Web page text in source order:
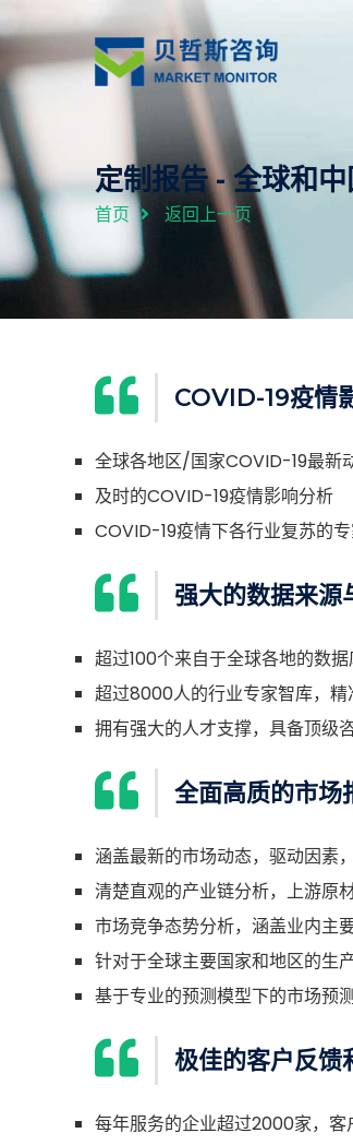
定制报告 - 全球和
首页 返回上一页
COVID-19疫情
全球各地区/国家COVID-19最新
及时的COVID-19疫情影响分析
COVID-19疫情下各行业复苏的
强大的数据来源
超过100个来自于全球各地的数
超过8000人的行业专家智库，
拥有强大的人才支撑，具备顶级
全面高质的市场
涵盖最新的市场动态，驱动因素
清楚直观的产业链分析，上游原
市场竞争态势分析，涵盖业内主
针对于全球主要国家和地区的生
基于专业的预测模型下的市场预
极佳的客户反馈
每年服务的企业超过2000家，客